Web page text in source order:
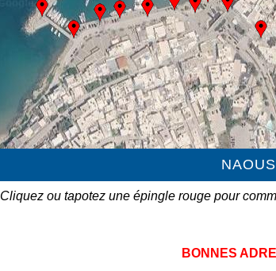
Cliquez ou tapotez une épingle rouge pour
BONNES